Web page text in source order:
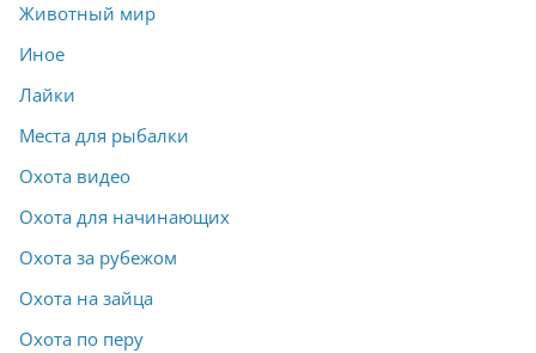
Животный мир
Иное
Лайки
Места для рыбалки
Охота видео
Охота для начинающих
Охота за рубежом
Охота на зайца
Охота по перу